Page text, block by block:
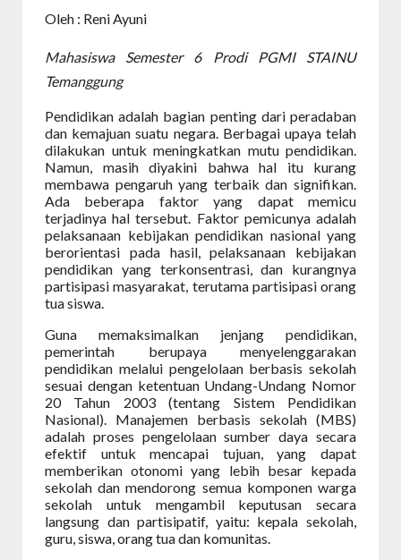
Oleh : Reni Ayuni
Mahasiswa Semester 6 Prodi PGMI STAINU
Temanggung
Pendidikan adalah bagian penting dari peradaban
dan kemajuan suatu negara. Berbagai upaya telah
dilakukan untuk meningkatkan mutu pendidikan.
Namun, masih diyakini bahwa hal itu kurang
membawa pengaruh yang terbaik dan signifikan.
Ada beberapa faktor yang dapat memicu
terjadinya hal tersebut. Faktor pemicunya adalah
pelaksanaan kebijakan pendidikan nasional yang
berorientasi pada hasil, pelaksanaan kebijakan
pendidikan yang terkonsentrasi, dan kurangnya
partisipasi masyarakat, terutama partisipasi orang
tua siswa.
Guna memaksimalkan jenjang pendidikan,
pemerintah berupaya menyelenggarakan
pendidikan melalui pengelolaan berbasis sekolah
sesuai dengan ketentuan Undang-Undang Nomor
20 Tahun 2003 (tentang Sistem Pendidikan
Nasional). Manajemen berbasis sekolah (MBS)
adalah proses pengelolaan sumber daya secara
efektif untuk mencapai tujuan, yang dapat
memberikan otonomi yang lebih besar kepada
sekolah dan mendorong semua komponen warga
sekolah untuk mengambil keputusan secara
langsung dan partisipatif, yaitu: kepala sekolah,
guru, siswa, orang tua dan komunitas.